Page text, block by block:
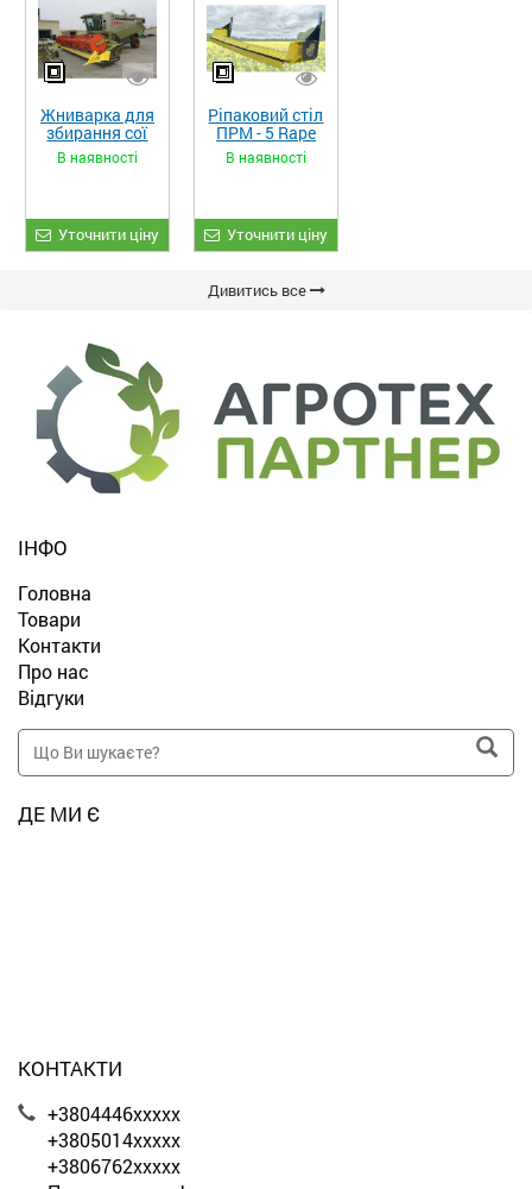
Жниварка для
збирання сої
та гороху
«ETTARO»
В наявності
Уточнити ціну
Ріпаковий стіл
ПРМ - 5 Rape
Fiore
В наявності
Уточнити ціну
Дивитись все
ІНФО
Головна
Товари
Контакти
Про нас
Відгуки
ДЕ МИ Є
КОНТАКТИ
+3804446xxxxx
+3805014xxxxx
+3806762xxxxx